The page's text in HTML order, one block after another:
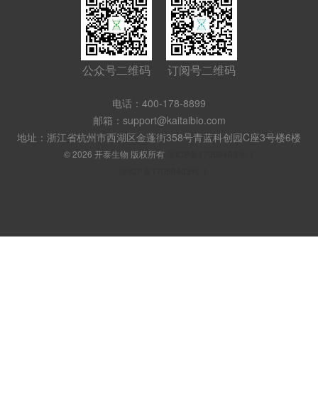
公众号二维码 订阅号二维码
电话：400-178-8899
邮箱：support@kaitaibio.com
地址：浙江省杭州市西湖区金蓬街358号青蓝科创园C座3号楼6楼
© 2026 开泰生物 版权所有